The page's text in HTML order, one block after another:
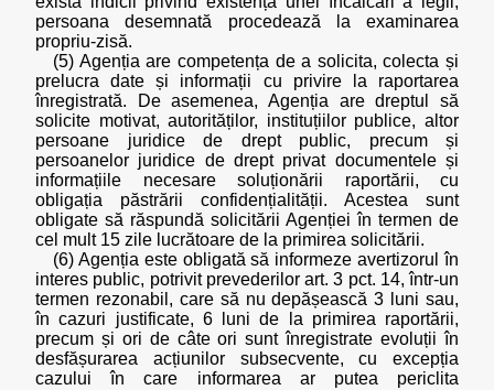
persoana desemnată procedează la examinarea
propriu-zisă.
(5) Agenția are competența de a solicita, colecta și
prelucra date și informații cu privire la raportarea
înregistrată. De asemenea, Agenția are dreptul să
solicite motivat, autorităților, instituțiilor publice, altor
persoane juridice de drept public, precum și
persoanelor juridice de drept privat documentele și
informațiile necesare soluționării raportării, cu
obligația păstrării confidențialității. Acestea sunt
obligate să răspundă solicitării Agenției în termen de
cel mult 15 zile lucrătoare de la primirea solicitării.
(6) Agenția este obligată să informeze avertizorul în
interes public, potrivit prevederilor art. 3 pct. 14, într-un
termen rezonabil, care să nu depășească 3 luni sau,
în cazuri justificate, 6 luni de la primirea raportării,
precum și ori de câte ori sunt înregistrate evoluții în
desfășurarea acțiunilor subsecvente, cu excepția
cazului în care informarea ar putea periclita